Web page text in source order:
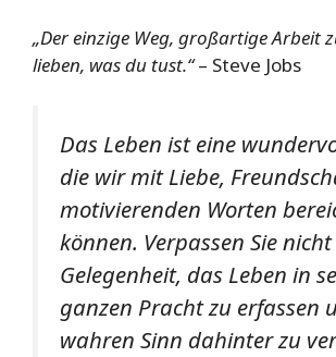
„Der einzige Weg, großartige Arbeit
lieben, was du tust.“– Steve Jobs
Das Leben ist eine
die wir mit Liebe,
motivierenden Worten
können. Verpassen Sie
Gelegenheit, das Leben in
ganzen Pracht zu erfassen
wahren Sinn dahinter zu